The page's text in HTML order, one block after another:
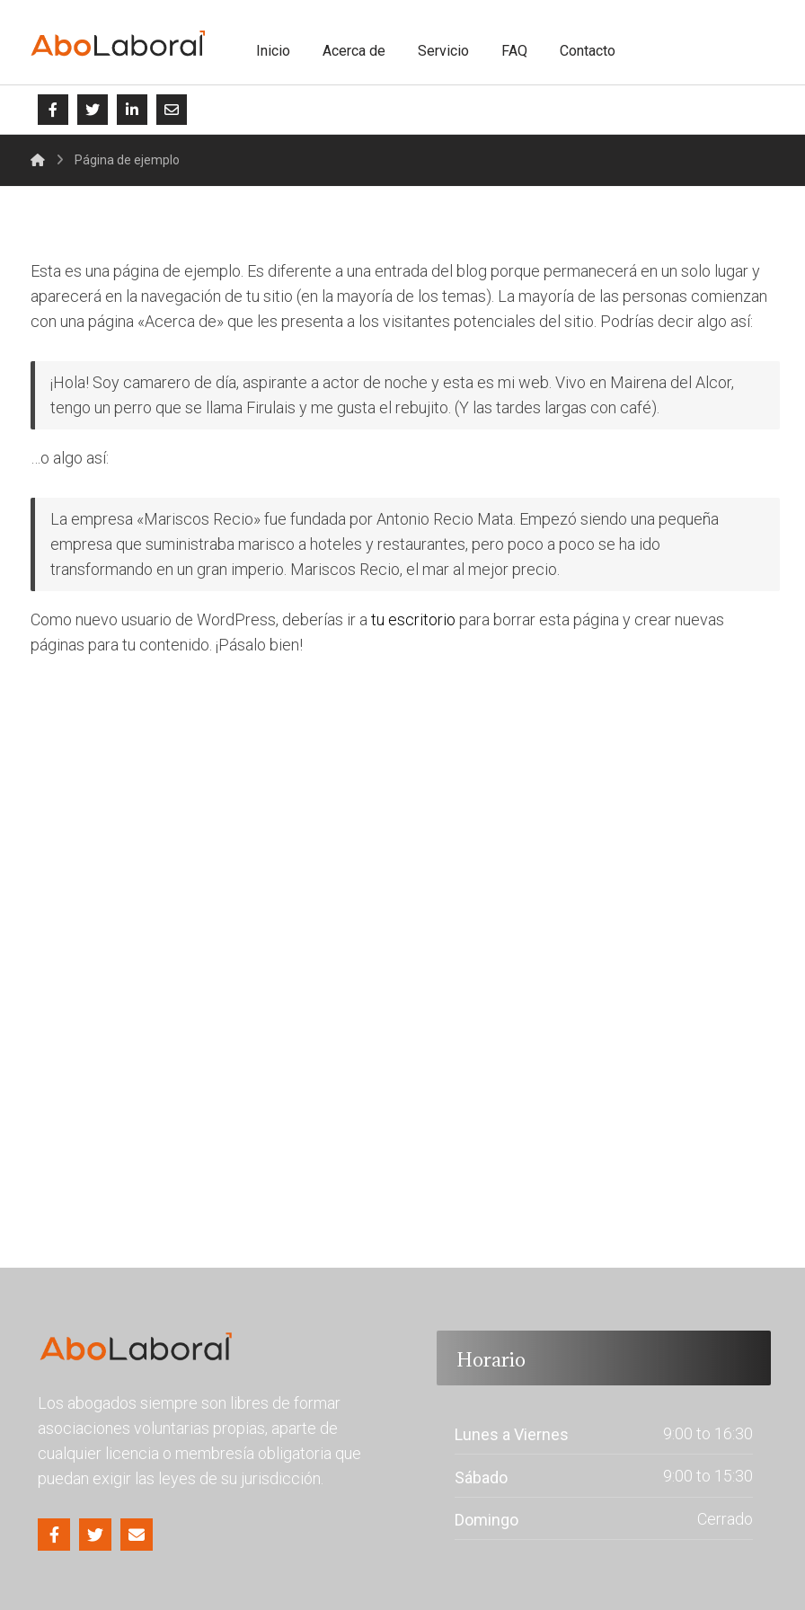
Inicio Acerca de Servicio FAQ Contacto
Página de ejemplo
Esta es una página de ejemplo. Es diferente a una entrada del blog porque permanecerá en un solo lugar y
aparecerá en la navegación de tu sitio (en la mayoría de los temas). La mayoría de las personas comienzan
con una página «Acerca de» que les presenta a los visitantes potenciales del sitio. Podrías decir algo así:
¡Hola! Soy camarero de día, aspirante a actor de noche y esta es mi web. Vivo en Mairena del Alcor,
tengo un perro que se llama Firulais y me gusta el rebujito. (Y las tardes largas con café).
…o algo así:
La empresa «Mariscos Recio» fue fundada por Antonio Recio Mata. Empezó siendo una pequeña
empresa que suministraba marisco a hoteles y restaurantes, pero poco a poco se ha ido
transformando en un gran imperio. Mariscos Recio, el mar al mejor precio.
Como nuevo usuario de WordPress, deberías ir a tu escritorio para borrar esta página y crear nuevas
páginas para tu contenido. ¡Pásalo bien!
Los abogados siempre son libres de formar
asociaciones voluntarias propias, aparte de
cualquier licencia o membresía obligatoria que
puedan exigir las leyes de su jurisdicción.
Horario
Lunes a Viernes 9:00 to 16:30
Sábado 9:00 to 15:30
Domingo Cerrado